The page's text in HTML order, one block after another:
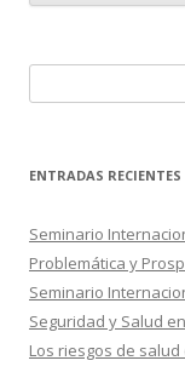
u
c
r
:
ENTRADAS RECIENTES
Seminario
Problemática y
Seminario
Seguridad y Salud
Los riesgos de